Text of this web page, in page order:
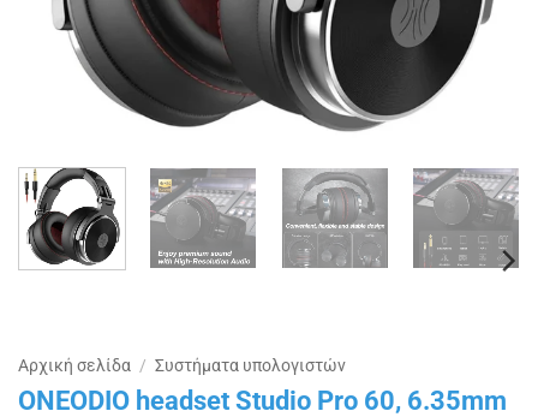
Αρχική σελίδα / Συστήματα υπολογιστών
ONEODIO headset Studio Pro 60, 6.35mm